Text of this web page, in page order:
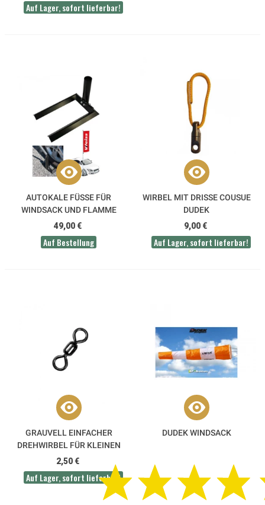
Auf Lager, sofort lieferbar!
AUTOKALE FÜSSE FÜR W
INDSACK UND FLAMME
49,00 €
Auf Bestellung
WIRBEL MIT DRISSE COUSUE
DUDEK
9,00 €
Auf Lager, sofort lieferbar!
GRAUVELL EINFACHER
DREHWIRBEL FÜR KLEINEN
WINDSACK
2,50 €
Auf Lager, sofort lieferbar!
DUDEK WINDSACK